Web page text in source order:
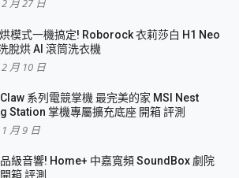
月 27 日
模式一機搞定! Roborock 衣莉莎白 H1 Neo
脫烘 AI 滾筒洗衣機
月 10 日
系列電競掌機 最完美的家 MSI Nest
Station 掌機專屬擴充底座 開箱 評測
月 9 日
品級音響! Home+ 中嘉寬頻 SoundBox 劇院
箱 評測